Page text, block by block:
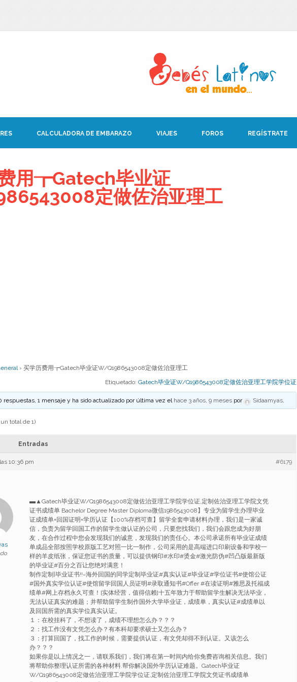
CALCULADORA DE EMBARAZO VIAJES FOROS REGÍSTRATE
用┲Gatech毕业证
定做佐治亚理工
› 买学历费用┲Gatech毕业证W/Q1986543008定做佐治亚理工
Etiquetado: Gatech毕业证W/Q1986543008定做佐治亚理工学院学位证
respuestas, 1 mensaje y ha sido actualizado por última vez el hace 3 años, 9 meses por Sidaamyas.
total de 1)
Entradas
10:36 pm #6179
▬▲Gatech毕业证W/Q1986543008定做佐治亚理工学院学位证,定制佐治亚理工学院文凭
证书成绩单 Bachelor Degree Master Diploma微信1986543008】专业为留学生办理毕业
证成绩单+回国证明+学历认证【100%存档可查】留学全套申请材料办理，我们是一家诚
信，负责为留学回国工作的留学生做认证的公司，只要您找我们，我们会跟您成为好朋
友，在合作过程中您会发现我们的诚意，发现我们的责任心。本公司承诺所有毕业证成绩
单成品全部按照学校原版工艺对照一比一制作，公司采用的是高端进口印刷设备和学校一
样的羊皮纸张，保证您证书的质量，可以提供钢印#水印#烫金#激光防伪#凹凸版最新版
的毕业证#百分之百让您绝对满意！
制作定制|毕业证书!!~海外回国的同学定制毕业证#真实认证#毕业证#学位证书#使馆公证
#国外真实学位认证#使馆留学回国人员证明#录取通知书#Offer #在读证明#雅思及托福成
绩单#网上存档永久可查！[实体经营，值得信赖]十五年致力于帮助留学生解决无法毕业，
无法认证真实的难题；并帮助留学生制作国外大学毕业证，成绩单，真实认证#成绩单以
及回国所需的真实学位真实认证。
１：在校挂科了，不想读了，成绩不理想怎么办？？？
２：找工作没有文凭怎么办？有本科却要求硕士又怎么办？
３：打算回国了，找工作的时候，需要提供认证，有文凭却得不到认证。又该怎么
办？？？
如果你是以上情况之一，请联系我们，我们将在第一时间内给你免费咨询相关信息。我们
将帮助你整理认证所需的各种材料.帮你解决国外学历认证难题。Gatech毕业证
W/Q1986543008定做佐治亚理工学院学位证,定制佐治亚理工学院文凭证书成绩单